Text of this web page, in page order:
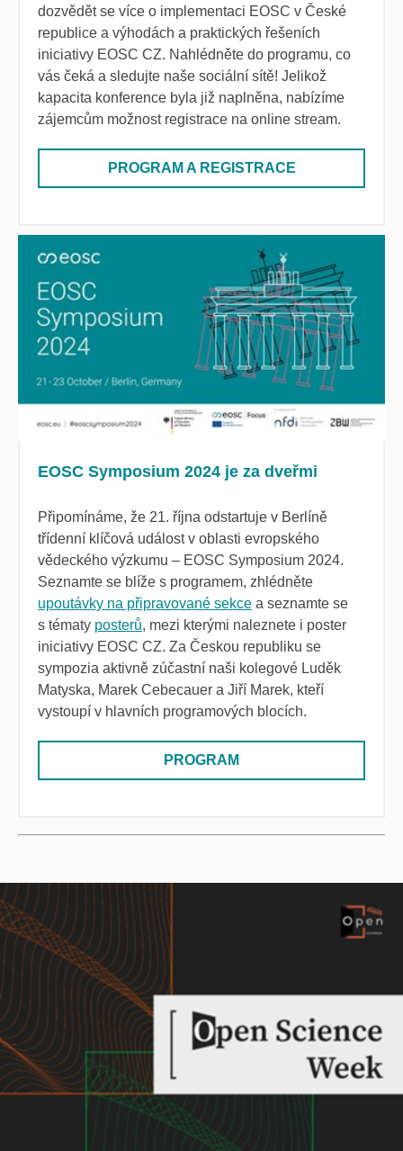
dozvědět se více o implementaci EOSC v České
republice a výhodách a praktických řešeních
iniciativy EOSC CZ. Nahlédněte do programu, co
vás čeká a sledujte naše sociální sítě! Jelikož
kapacita konference byla již naplněna, nabízíme
zájemcům možnost registrace na online stream.
PROGRAM A REGISTRACE
EOSC Symposium 2024 je za dveřmi
Připomínáme, že 21. října odstartuje v Berlíně
třídenní klíčová událost v oblasti evropského
vědeckého výzkumu – EOSC Symposium 2024.
Seznamte se blíže s programem, zhlédněte
upoutávky na připravované sekce a seznamte se
s tématy posterů, mezi kterými naleznete i poster
iniciativy EOSC CZ. Za Českou republiku se
sympozia aktivně zúčastní naši kolegové Luděk
Matyska, Marek Cebecauer a Jiří Marek, kteří
vystoupí v hlavních programových blocích.
PROGRAM